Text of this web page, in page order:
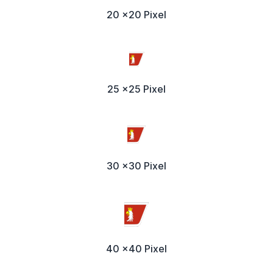
20 x20 Pixel
25 x25 Pixel
30 x30 Pixel
40 x40 Pixel